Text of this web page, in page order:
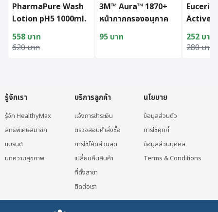
PharmaPure Wash
Lotion pH5 1000ml.
FREE 450ml.
620บาท
Original price was: 620 บาท.
558 บาท
Current price is: 558 บาท.
3M™ Aura™ 1870+
หน้ากากกรองอนุภาค
สำหรับใช้งานทางการ
แพทย์
95 บาท
Eucerin
Active
280บาท
Original
252 บาท
Current
รู้จักเรา
รู้จัก HealthyMax
สิทธิพิเศษสมาชิก
แบรนด์
บทความสุขภาพ
บริการลูกค้า
แจ้งการชำระเงิน
ตรวจสอบคำสั่งซื้อ
การใช้โค้ดส่วนลด
เปลี่ยนคืนสินค้า
ที่ตั้งสาขา
ติดต่อเรา
นโยบาย
ข้อมูลส่วนตัว
การใช้คุกกี้
ข้อมูลส่วนบุคคล
Terms & Conditions